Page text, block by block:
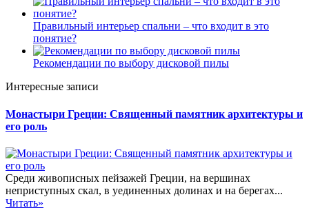
Правильный интерьер спальни – что входит в это
понятие?
Рекомендации по выбору дисковой пилы
Интересные записи
Монастыри Греции: Священный памятник архитектуры и
его роль
Среди живописных пейзажей Греции, на вершинах
неприступных скал, в уединенных долинах и на берегах...
Читать»